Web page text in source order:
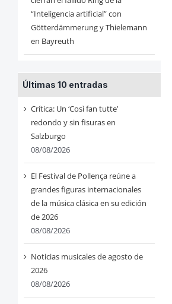
“Inteligencia artificial” con
Götterdämmerung y Thielemann
en Bayreuth
Últimas 10 entradas
Crítica: Un ‘Così fan tutte’
redondo y sin fisuras en
Salzburgo
08/08/2026
El Festival de Pollença reúne a
grandes figuras internacionales
de la música clásica en su edición
de 2026
08/08/2026
Noticias musicales de agosto de
2026
08/08/2026